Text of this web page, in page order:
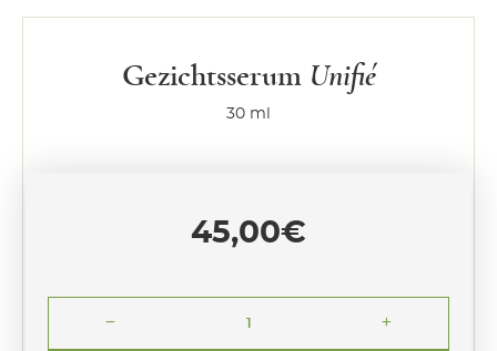
Gezichtsserum Unifié
30 ml
45,00€
remove add